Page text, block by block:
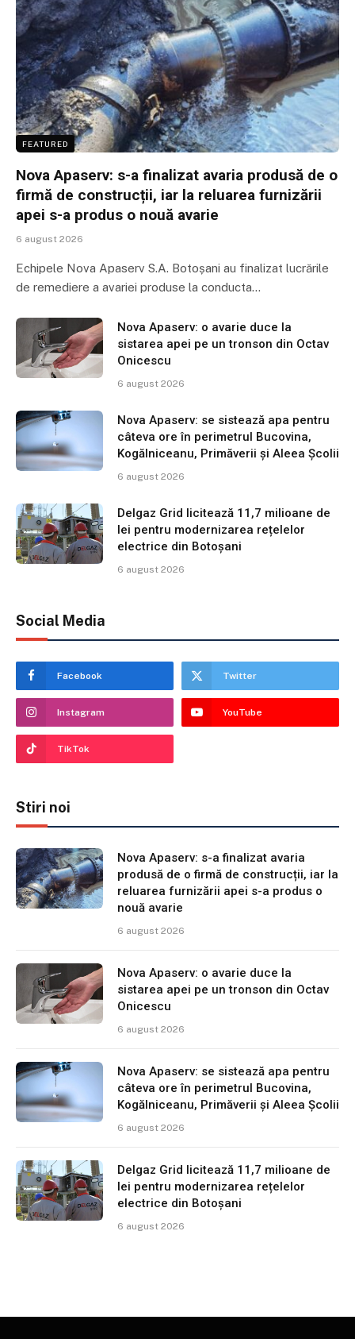
FEATURED
Nova Apaserv: s-a finalizat avaria produsă de o
firmă de construcții, iar la reluarea furnizării
apei s-a produs o nouă avarie
6 august 2026
Echipele Nova Apaserv S.A. Botoșani au finalizat lucrările
de remediere a avariei produse la conducta…
Nova Apaserv: o avarie duce la
sistarea apei pe un tronson din Octav
Onicescu
6 august 2026
Nova Apaserv: se sistează apa pentru
câteva ore în perimetrul Bucovina,
Kogălniceanu, Primăverii și Aleea Școlii
6 august 2026
Delgaz Grid licitează 11,7 milioane de
lei pentru modernizarea rețelelor
electrice din Botoșani
6 august 2026
Social Media
Facebook Twitter
Instagram YouTube
TikTok
Stiri noi
Nova Apaserv: s-a finalizat avaria
produsă de o firmă de construcții, iar la
reluarea furnizării apei s-a produs o
nouă avarie
6 august 2026
Nova Apaserv: o avarie duce la
sistarea apei pe un tronson din Octav
Onicescu
6 august 2026
Nova Apaserv: se sistează apa pentru
câteva ore în perimetrul Bucovina,
Kogălniceanu, Primăverii și Aleea Școlii
6 august 2026
Delgaz Grid licitează 11,7 milioane de
lei pentru modernizarea rețelelor
electrice din Botoșani
6 august 2026